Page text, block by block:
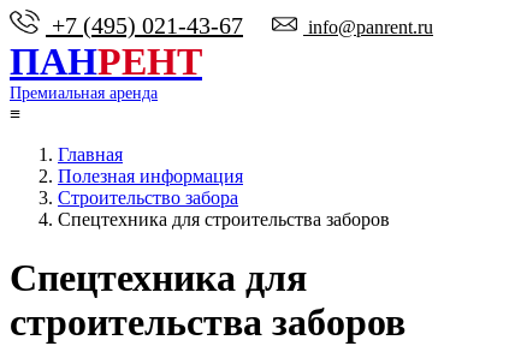
+7 (495) 021-43-67 info@panrent.ru
ПАНРЕНТ
Премиальная аренда
≡
Главная
Полезная информация
Строительство забора
Спецтехника для строительства заборов
Спецтехника для
строительства заборов